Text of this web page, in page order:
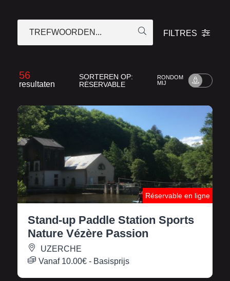
TREFWOORDEN... FILTRES
56
resultaten
SORTEREN OP:
RÉSERVABLE
RONDOM
MIJ
Réservable en ligne
Stand-up Paddle Station Sports
Nature Vézère Passion
UZERCHE
Vanaf 10.00€ - Basisprijs